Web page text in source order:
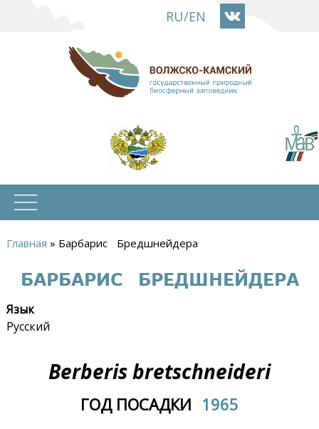
основному
содержанию
RU/EN
здесь
Главная » Барбарис Бредшнейдера
БАРБАРИС БРЕДШНЕЙДЕРА
Язык
Русский
Berberis bretschneideri
ГОД ПОСАДКИ 1965